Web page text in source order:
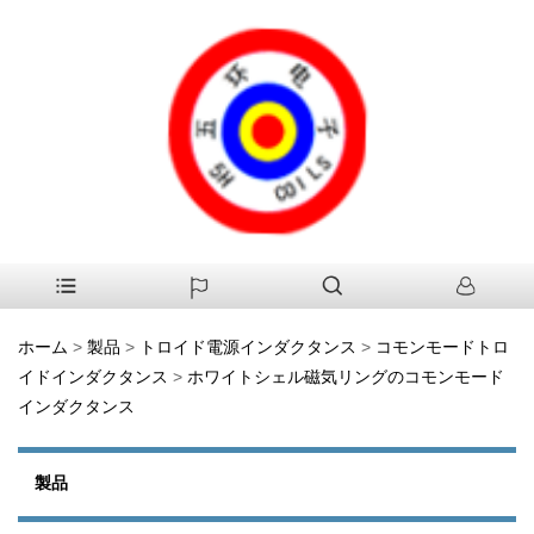
ホーム > 製品 > トロイド電源インダクタンス > コモンモードトロ
イドインダクタンス > ホワイトシェル磁気リングのコモンモード
インダクタンス
製品